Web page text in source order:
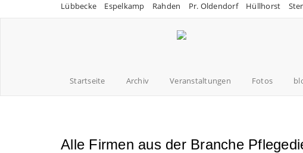
Lübbecke Espelkamp Rahden Pr. Oldendorf Hüllhorst
Startseite Archiv Veranstaltungen Fotos
Alle Firmen aus der Branche